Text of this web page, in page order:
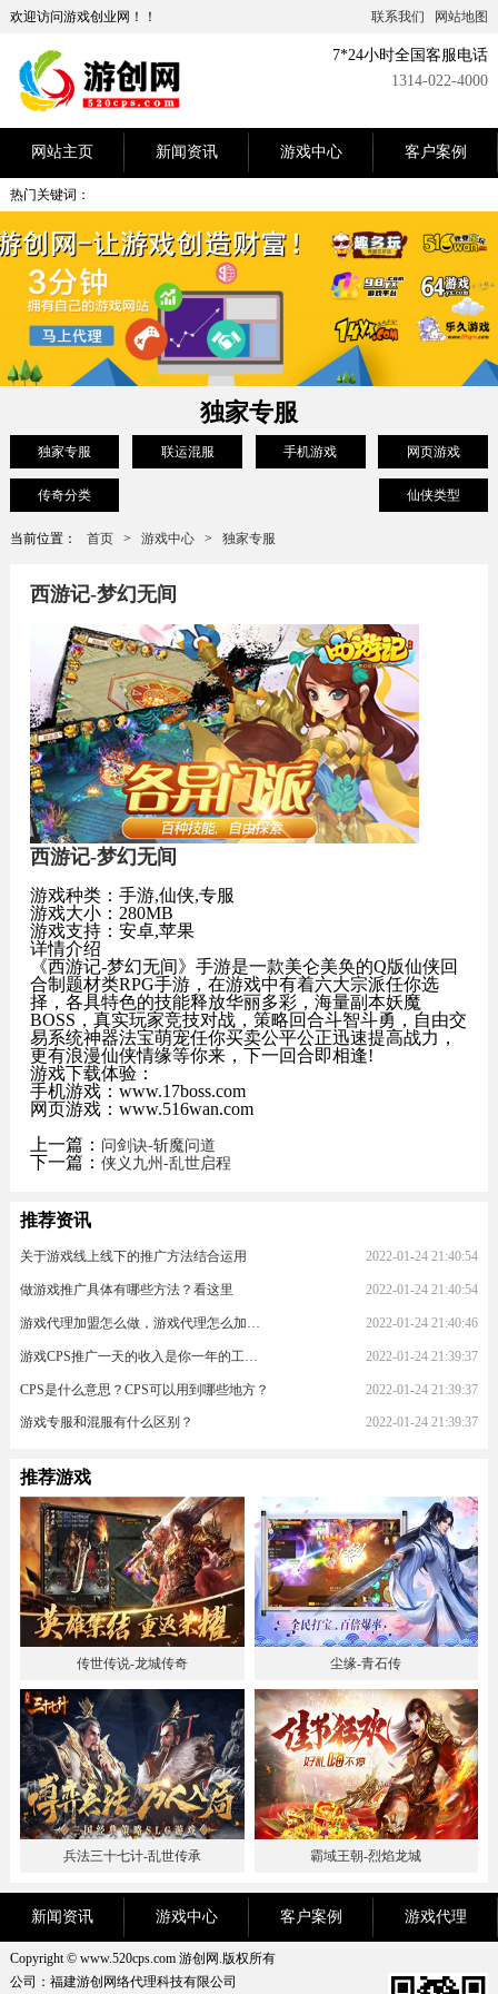
欢迎访问游戏创业网！！ 联系我们 网站地图
7*24小时全国客服电话
1314-022-4000
网站主页 新闻资讯 游戏中心 客户案例
热门关键词：
独家专服
独家专服 联运混服 手机游戏 网页游戏
传奇分类 仙侠类型
当前位置： 首页 > 游戏中心 > 独家专服
西游记-梦幻无间
西游记-梦幻无间
游戏种类：手游,仙侠,专服
游戏大小：280MB
游戏支持：安卓,苹果
详情介绍
《西游记-梦幻无间》手游是一款美仑美奂的Q版仙侠回
合制题材类RPG手游，在游戏中有着六大宗派任你选
择，各具特色的技能释放华丽多彩，海量副本妖魔
BOSS，真实玩家竞技对战，策略回合斗智斗勇，自由交
易系统神器法宝萌宠任你买卖公平公正迅速提高战力，
更有浪漫仙侠情缘等你来，下一回合即相逢!
游戏下载体验：
手机游戏：www.17boss.com
网页游戏：www.516wan.com
上一篇： 问剑诀-斩魔问道
下一篇： 侠义九州-乱世启程
推荐资讯
关于游戏线上线下的推广方法结合运用 2022-01-24 21:40:54
做游戏推广具体有哪些方法？看这里 2022-01-24 21:40:54
2022-01-24 21:40:46
2022-01-24 21:39:37
CPS是什么意思？CPS可以用到哪些地方？ 2022-01-24 21:39:37
游戏专服和混服有什么区别？ 2022-01-24 21:39:37
推荐游戏
传世传说-龙城传奇 尘缘-青石传
兵法三十七计-乱世传承 霸域王朝-烈焰龙城
新闻资讯 游戏中心 客户案例 游戏代理
Copyright © www.520cps.com 游创网.版权所有
公司：福建游创网络代理科技有限公司